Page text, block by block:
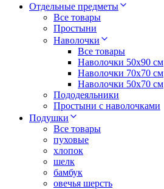
Отдельные предметы
Все товары
Простыни
Наволочки
Все товары
Наволочки 50x90 см
Наволочки 70x70 cм
Наволочки 50х70 см
Пододеяльники
Простыни с наволочками
Подушки
Все товары
пуховые
хлопок
шелк
бамбук
овечья шерсть